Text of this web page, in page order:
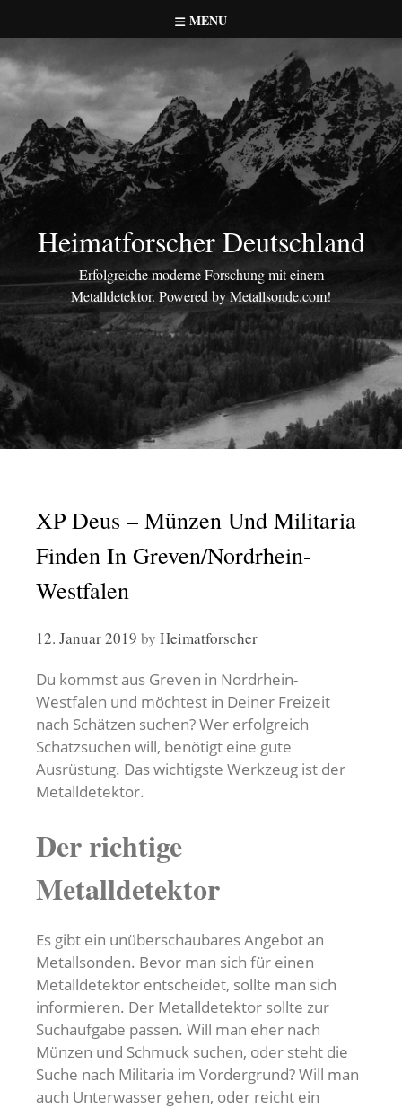
to
content
MENU
Heimatforscher Deutschland
Erfolgreiche moderne Forschung mit einem
Metalldetektor. Powered by Metallsonde.com!
XP Deus – Münzen Und Militaria
Finden In Greven/Nordrhein-
Westfalen
12. Januar 2019 by Heimatforscher
Du kommst aus Greven in Nordrhein-
Westfalen und möchtest in Deiner Freizeit
nach Schätzen suchen? Wer erfolgreich
Schatzsuchen will, benötigt eine gute
Ausrüstung. Das wichtigste Werkzeug ist der
Metalldetektor.
Der richtige
Metalldetektor
Es gibt ein unüberschaubares Angebot an
Metallsonden. Bevor man sich für einen
Metalldetektor entscheidet, sollte man sich
informieren. Der Metalldetektor sollte zur
Suchaufgabe passen. Will man eher nach
Münzen und Schmuck suchen, oder steht die
Suche nach Militaria im Vordergrund? Will man
auch Unterwasser gehen, oder reicht ein